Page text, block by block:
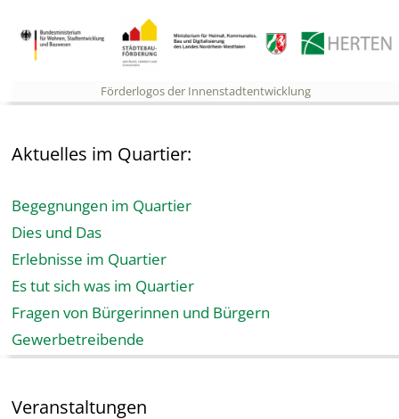
Förderlogos der Innenstadtentwicklung
Aktuelles im Quartier:
Begegnungen im Quartier
Dies und Das
Erlebnisse im Quartier
Es tut sich was im Quartier
Fragen von Bürgerinnen und Bürgern
Gewerbetreibende
Veranstaltungen